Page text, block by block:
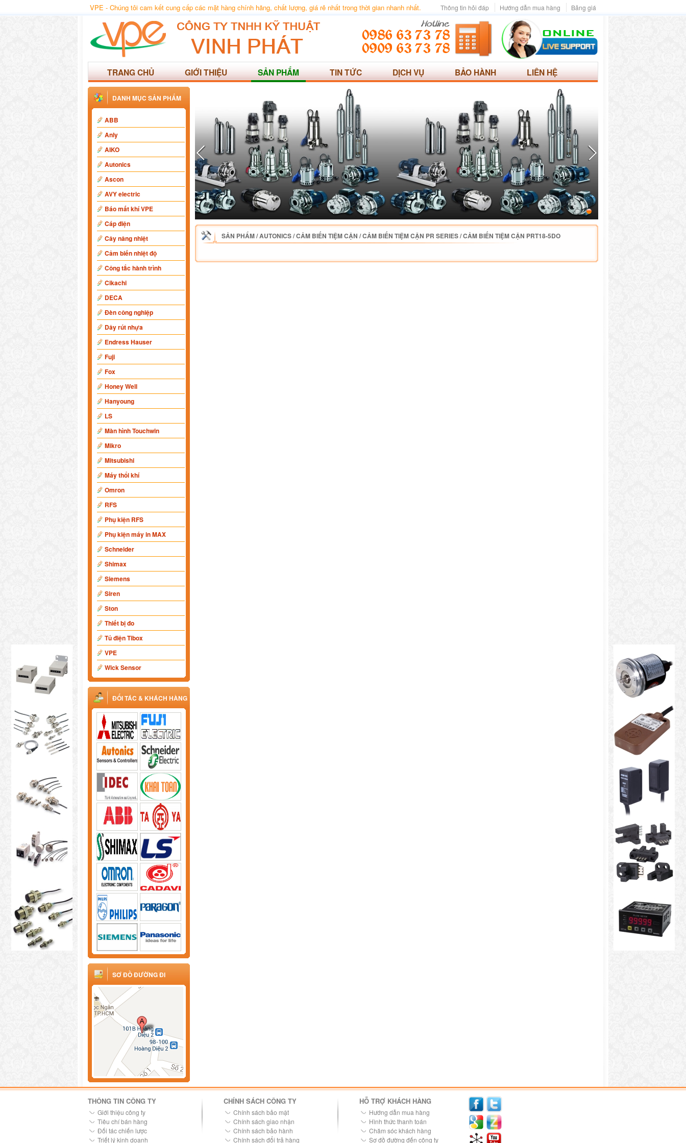
VPE - Chúng tôi cam kết cung cấp các mặt hàng chính hãng, chất lượng, giá rẻ nhất trong thời gian nhanh nhất. Bảng giá
Hướng dẫn mua hàng
Thông tin hỏi đáp
TRANG CHỦ GIỚI THIỆU SẢN PHẨM TIN TỨC DỊCH VỤ BẢO HÀNH LIÊN HỆ
DANH MỤC SẢN PHẨM
ABB
Anly
AIKO
Autonics
Ascon
AVY electric
Báo mất khí VPE
Cáp điện
Cây nâng nhiệt
Cảm biến nhiệt độ
Công tắc hành trình
Cikachi
DECA
Đèn công nghiệp
Dây rút nhựa
Endress Hauser
Fuji
Fox
Honey Well
Hanyoung
LS
Màn hình Touchwin
Mikro
Mitsubishi
Máy thổi khí
Omron
RFS
Phụ kiện RFS
Phụ kiện máy in MAX
Schneider
Shimax
Siemens
Siren
Ston
Thiết bị đo
Tủ điện Tibox
VPE
Wick Sensor
ĐỐI TÁC & KHÁCH HÀNG
SƠ ĐỒ ĐƯỜNG ĐI
SẢN PHẨM/AUTONICS/CẢM BIẾN TIỆM CẬN /CẢM BIẾN TIỆM CẬN PR SERIES/CẢM BIẾN TIỆM CẬN PRT18-5DO
THÔNG TIN CÔNG TY
Giới thiệu công ty
Tiêu chí bán hàng
Đối tác chiến lược
Triết lý kinh doanh
CHÍNH SÁCH CÔNG TY
Chính sách bảo mật
Chính sách giao nhận
Chính sách bảo hành
Chính sách đổi trả hàng
HỖ TRỢ KHÁCH HÀNG
Hướng dẫn mua hàng
Hình thức thanh toán
Chăm sóc khách hàng
Sơ đồ đường đến công ty